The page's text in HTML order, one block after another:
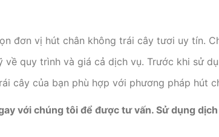
đơn vị hút chân không trái cây tươi uy tín.
về quy trình và giá cả dịch vụ. Trước khi sử
cây của bạn phù hợp với phương pháp hút
với chúng tôi để được tư vấn. Sử dụng